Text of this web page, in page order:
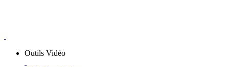
Outils Vidéo